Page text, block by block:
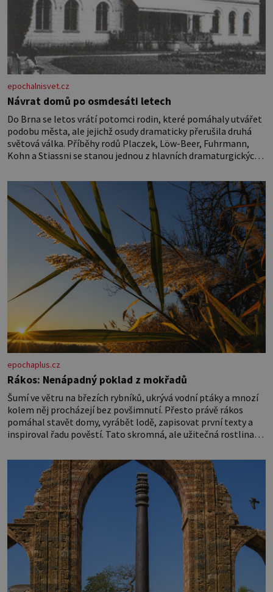
epochalnisvet.cz
Návrat domů po osmdesáti letech
Do Brna se letos vrátí potomci rodin, které pomáhaly utvářet
podobu města, ale jejichž osudy dramaticky přerušila druhá
světová válka. Příběhy rodů Placzek, Löw-Beer, Fuhrmann,
Kohn a Stiassni se stanou jednou z hlavních dramaturgických
návraty nejsou jednoduché. Místa, která si člověk pamatuje z
rodinných vyprávění, už dávno
epochaplus.cz
Rákos: Nenápadný poklad z mokřadů
Šumí ve větru na březích rybníků, ukrývá vodní ptáky a mnozí
kolem něj procházejí bez povšimnutí. Přesto právě rákos
pomáhal stavět domy, vyrábět lodě, zapisovat první texty a
inspiroval řadu pověstí. Tato skromná, ale užitečná rostlina
obyčejnou kulisu letního koupání. Stačí se však podívat